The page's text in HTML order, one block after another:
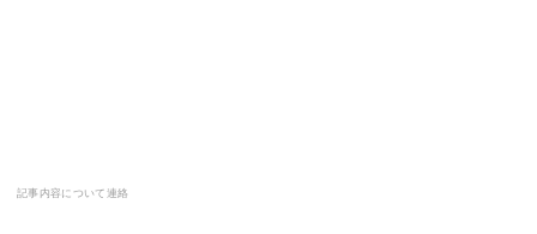
記事内容について連絡